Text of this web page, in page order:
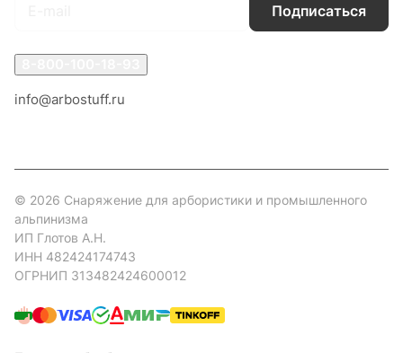
Подписаться
info@arbostuff.ru
© 2026 Снаряжение для арбористики и промышленного
альпинизма
ИП Глотов А.Н.
ИНН 482424174743
ОГРНИП 313482424600012